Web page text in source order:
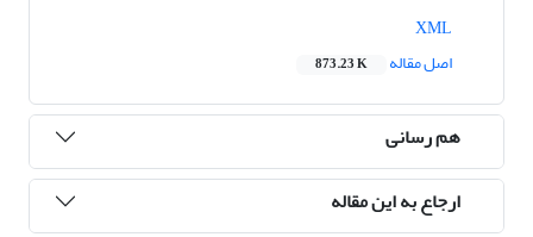
اصل مقاله
873.23 K
هم رسانی
ارجاع به این مقاله